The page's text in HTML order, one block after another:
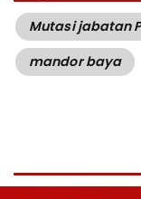
Mutasi jabatan
mandor baya